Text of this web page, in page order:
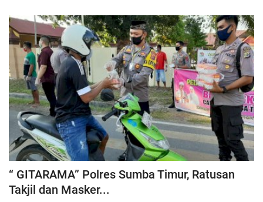
“ GITARAMA” Polres Sumba Timur, Ratusan
Takjil dan Masker...